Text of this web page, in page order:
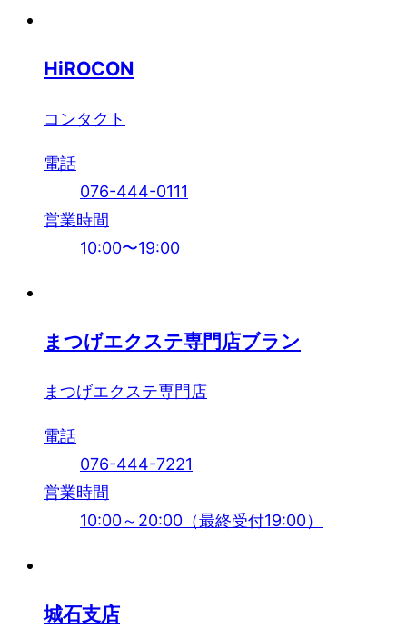
HiROCON
コンタクト
電話
076-444-0111
営業時間
10:00〜19:00
まつげエクステ専門店ブラン
まつげエクステ専門店
電話
076-444-7221
営業時間
10:00～20:00（最終受付19:00）
城石支店